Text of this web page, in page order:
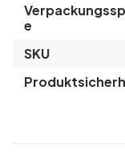
e
SKU